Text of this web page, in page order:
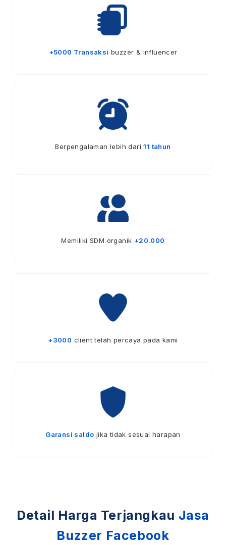
+5000 Transaksi buzzer & influencer
Berpengalaman lebih dari11 tahun
Memiliki SDM organik +20.000
+3000 client telah percaya pada kami
Garansi saldo jika tidak sesuai harapan
Detail Harga Terjangkau Jasa
Buzzer Facebook